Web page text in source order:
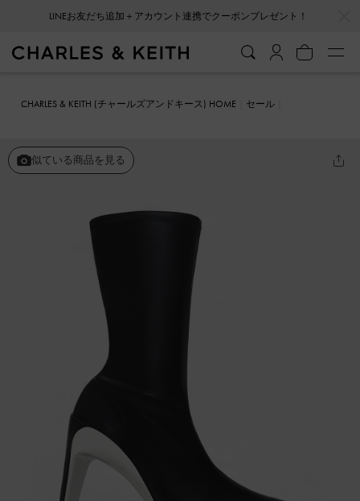
LINEお友だち追加＋アカウント連携でクーポンプレゼント！
CHARLES & KEITH (チャールズアンドキース) HOME
セール
似ている商品を見る